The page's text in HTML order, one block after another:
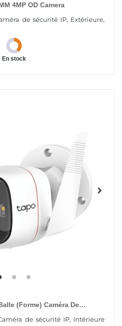
4MP OD Camera
de sécurité IP, Extérieure,
En stock
(forme) Caméra De
de sécurité IP, Intérieure